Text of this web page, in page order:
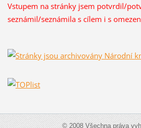
Vstupem na stránky jsem potvrdil/
seznámil/seznámila s cílem i s
© 2008 Všechna práva